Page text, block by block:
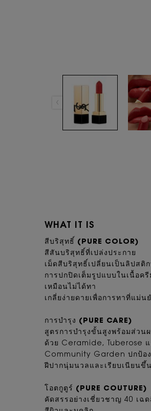
WHAT IT IS
สีบริสุทธิ์ (PURE COLOR)
สีสันบริสุทธิ์ที่เปล่งประกาย
เม็ดสีบริสุทธิ์เปลี่ยนเป็นลิปสติ
การปกปิดเต็มรูปแบบในเนื้อค
เหมือนไม่ได้ทา
เกลี่ยง่ายดายเพื่อการทาที่แม่
การบำรุง (PURE CARE)
สูตรการบำรุงขั้นสูงพร้อมส่วน
ด้วย Ceramide, Tuberose
Community Garden ปกป้อ
ฝีปากนุ่มนวลและเรียบเนียนขึ้
โอตกูตูร์ (PURE COUTURE)
คัดสรรอย่างเชี่ยวชาญ 40 เฉ